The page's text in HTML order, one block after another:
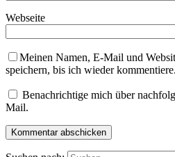
Webseite
Meinen Namen, E-Mail und
speichern, bis ich wieder kommentiere.
Benachrichtige mich über
Mail.